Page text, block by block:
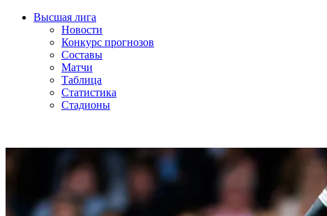
Высшая лига
Новости
Конкурс прогнозов
Составы
Матчи
Таблица
Статистика
Стадионы